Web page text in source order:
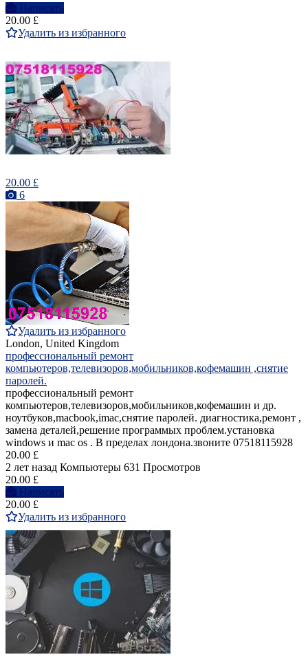
Написать
20.00 £
Удалить из избранного
20.00 £
6
Удалить из избранного
London, United Kingdom
профессиональный ремонт
компьютеров,телевизоров,мобильников,кофемашин ,снятие
паролей.
профессиональный ремонт
компьютеров,телевизоров,мобильников,кофемашин и др.
ноутбуков,macbook,imac,снятие паролей. диагностика,ремонт ,
замена деталей,решение программых проблем.установка
windows и mac os . В пределах лондона.звоните 07518115928
20.00 £
2 лет назад Компьютеры 631 Просмотров
20.00 £
Написать
20.00 £
Удалить из избранного